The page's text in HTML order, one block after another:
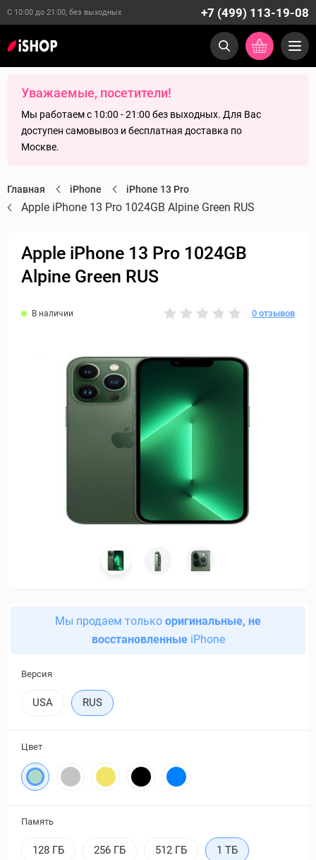
С 10:00 до 21:00, без выходных +7 (499) 113-19-08
Уважаемые, посетители!
Мы работаем с 10:00 - 21:00 без выходных. Для Вас
доступен самовывоз и бесплатная доставка по
Москве.
Главная iPhone iPhone 13 Pro
Apple iPhone 13 Pro 1024GB Alpine Green RUS
Apple iPhone 13 Pro 1024GB
Alpine Green RUS
В наличии 0 отзывов
Мы продаем только оригинальные, не
восстановленныеiPhone
Версия
USA RUS
Цвет
Память
128 ГБ 256 ГБ 512 ГБ 1 ТБ